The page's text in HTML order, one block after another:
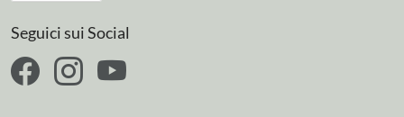
Seguici sui Social